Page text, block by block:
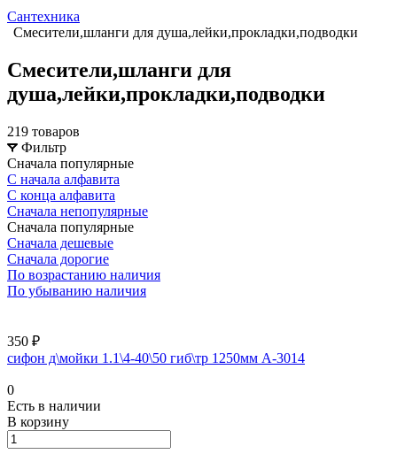
Сантехника
Смесители,шланги для душа,лейки,прокладки,подводки
Смесители,шланги для
душа,лейки,прокладки,подводки
219 товаров
Фильтр
Сначала популярные
С начала алфавита
С конца алфавита
Сначала непопулярные
Сначала популярные
Сначала дешевые
Сначала дорогие
По возрастанию наличия
По убыванию наличия
350 ₽
сифон д\мойки 1.1\4-40\50 гиб\тр 1250мм А-3014
0
Есть в наличии
В корзину